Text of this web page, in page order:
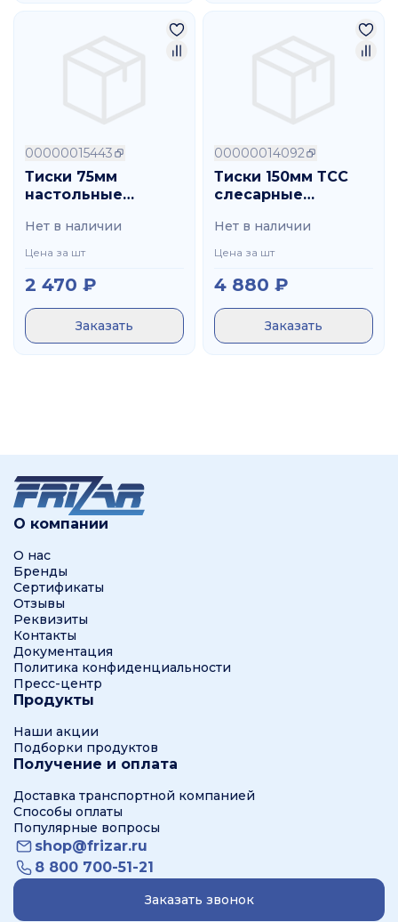
00000015443
Тиски 75мм
настольные
струбциной CNIC
Нет в наличии
Цена за шт
2 470 ₽
Заказать
00000014092
Тиски 150мм ТСС
слесарные
Нет в наличии
Цена за шт
4 880 ₽
Заказать
О компании
О нас
Бренды
Сертификаты
Отзывы
Реквизиты
Контакты
Документация
Политика конфиденциальности
Пресс-центр
Продукты
Наши акции
Подборки продуктов
Получение и оплата
Доставка транспортной компанией
Способы оплаты
Популярные вопросы
shop@frizar.ru
8 800 700-51-21
Заказать звонок